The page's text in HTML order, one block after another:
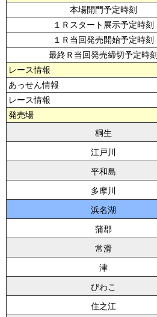
本場開門予定時刻
１Ｒスタート展示予定時刻
１Ｒ当回発売開始予定時刻
最終Ｒ当回発売締切予定時刻
レース情報
あっせん情報
レース情報
発売場
桐生
江戸川
平和島
多摩川
浜名湖
蒲郡
常滑
津
びわこ
住之江